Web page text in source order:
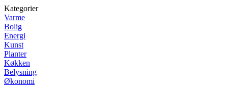
Kategorier
Varme
Bolig
Energi
Kunst
Planter
Køkken
Belysning
Økonomi